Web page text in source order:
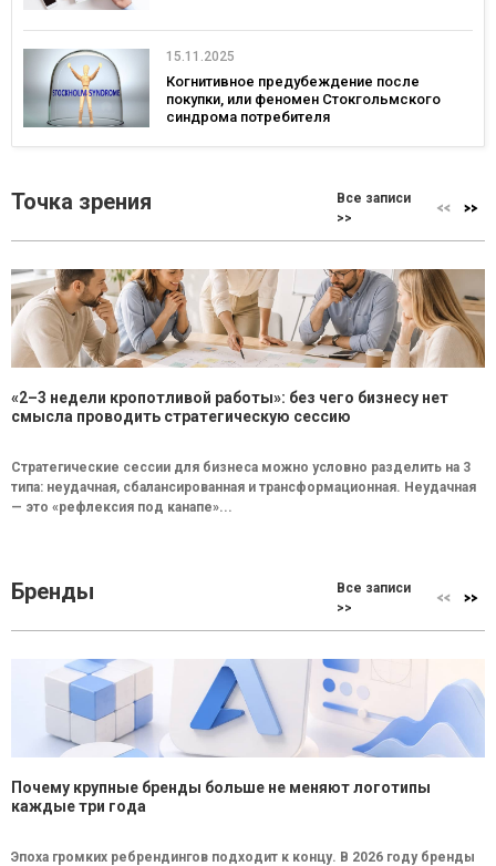
15.11.2025
Когнитивное предубеждение после
покупки, или феномен Стокгольмского
синдрома потребителя
Точка зрения
Все записи
>>
«2–3 недели кропотливой работы»: без чего бизнесу нет
смысла проводить стратегическую сессию
Стратегические сессии для бизнеса можно условно разделить на 3
типа: неудачная, сбалансированная и трансформационная. Неудачная
— это «рефлексия под канапе»...
Бренды
Все записи
>>
Почему крупные бренды больше не меняют логотипы
каждые три года
Эпоха громких ребрендингов подходит к концу. В 2026 году бренды